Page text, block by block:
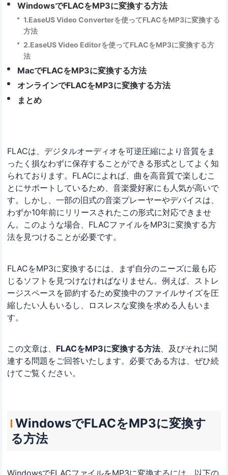
WindowsでFLACをMP3に変換する方法
1.EaseUS Video Converterを使ってFLACをMP3に変換する
方法
2.EaseUS Video Editorを使ってFLACをMP3に変換する方
法
MacでFLACをMP3に変換する方法
オンラインでFLACをMP3に変換する方法
まとめ
FLACは、デジタルオーディオを可逆圧縮により音質をま
ったく損なわずに保存することができる形式としてよく知
られております。FLACによれば、曲を高音質で楽しむこ
とにサポートしているため、音楽愛好家にも人気が高いで
す。しかし、一部の旧式の音楽プレーヤーやデバイスは、
わずか10年前にリリースされたこの形式に対応できませ
ん。このような場合、FLACファイルをMP3に変換する方
法を見つけることが必要です。
FLACをMP3に変換するには、まず自分のニーズに最も応
じるソフトを見つけなければなりません。例えば、ストレ
ージスペースを節約するため変換中のファイルサイズを圧
縮したい人もいるし、ロスレスな変換を求める人もいま
す。
この文章は、 FLACをMP3に変換する方法、及びそれに関
連する問題をご回答いたします。必要である方は、ぜひ続
けてご覧ください。
WindowsでFLACをMP3に変換す
る方法